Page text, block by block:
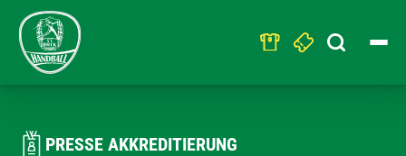
Search
for:
PRESSE AKKREDITIERUNG